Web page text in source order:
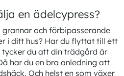
en ädelcypress?
och förbipasserande
i ditt hus? Har du flyttat till ett
du att din trädgård är
har du en bra anledning att
Och helst en som växer